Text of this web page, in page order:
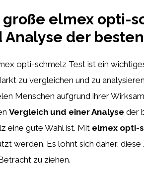
große elmex opti-
Analyse der
opti-schmelz Test ist ein
zu vergleichen und zu
Menschen aufgrund ihrer
Vergleich und einer Analyse der
eine gute Wahl ist. Mit elmex opti-
werden. Es lohnt sich daher,
zu ziehen.